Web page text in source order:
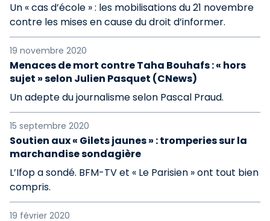
Un « cas d’école » : les mobilisations du 21 novembre
contre les mises en cause du droit d’informer.
19 novembre 2020
Menaces de mort contre Taha Bouhafs : « hors
sujet » selon Julien Pasquet (CNews)
Un adepte du journalisme selon Pascal Praud.
15 septembre 2020
Soutien aux « Gilets jaunes » : tromperies sur la
marchandise sondagière
L’Ifop a sondé. BFM-TV et « Le Parisien » ont tout bien
compris.
19 février 2020